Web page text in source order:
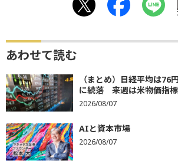
あわせて読む
（まとめ）日経平均は76
に続落 来週は米物価指
2026/08/07
AIと資本市場
2026/08/07